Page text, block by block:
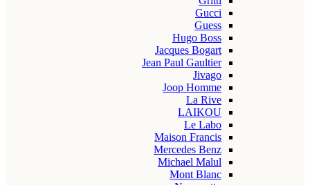
Gucci
Guess
Hugo Boss
Jacques Bogart
Jean Paul Gaultier
Jivago
Joop Homme
La Rive
LAIKOU
Le Labo
Maison Francis
Mercedes Benz
Michael Malul
Mont Blanc